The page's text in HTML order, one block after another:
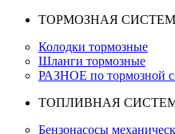
ТОРМОЗНАЯ
Колодки тормозные
Шланги тормозные
РАЗНОЕ по тормозной
ТОПЛИВНАЯ
Бензонасосы